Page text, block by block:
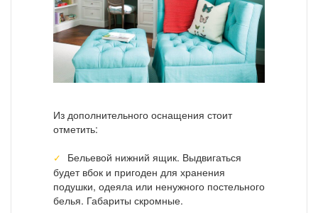
Из дополнительного оснащения стоит
отметить:
Бельевой нижний ящик. Выдвигаться
будет вбок и пригоден для хранения
подушки, одеяла или ненужного постельного
белья. Габариты скромные.